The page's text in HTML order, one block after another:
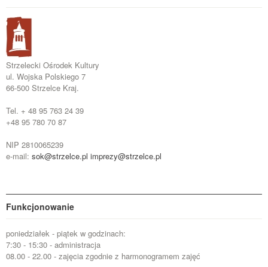
Strzelecki Ośrodek Kultury
ul. Wojska Polskiego 7
66-500 Strzelce Kraj.
Tel. + 48 95 763 24 39
+48 95 780 70 87
NIP 2810065239
e-mail: sok@strzelce.pl imprezy@strzelce.pl
Funkcjonowanie
poniedziałek - piątek w godzinach:
7:30 - 15:30 - administracja
08.00 - 22.00 - zajęcia zgodnie z harmonogramem zajęć